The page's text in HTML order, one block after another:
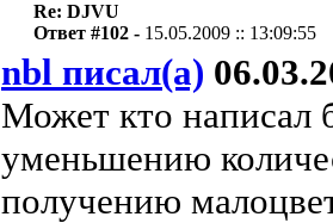
Re: DJVU
Ответ #102 - 15.05.2009 :: 13:09:55
nbl писал(а)
Может кто написал
уменьшению
получению